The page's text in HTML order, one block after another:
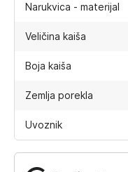
Narukvica - materijal
Veličina kaiša
Boja kaiša
Zemlja porekla
Uvoznik